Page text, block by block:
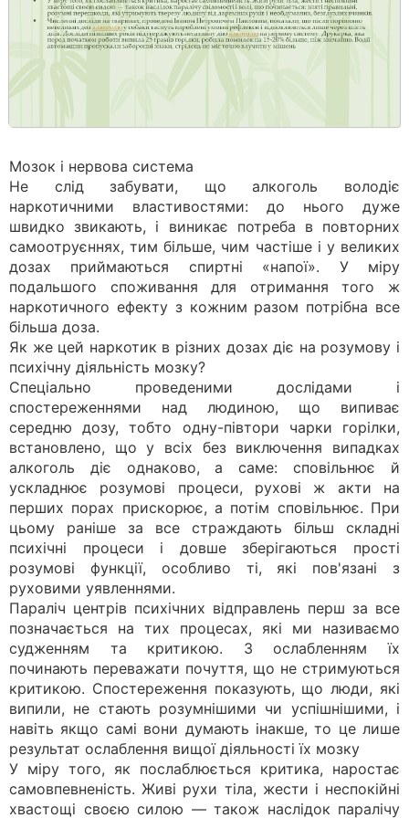
Мозок і нервова система
Не слід забувати, що алкоголь володіє
наркотичними властивостями: до нього дуже
швидко звикають, і виникає потреба в повторних
самоотруєннях, тим більше, чим частіше і у великих
дозах приймаються спиртні «напої». У міру
подальшого споживання для отримання того ж
наркотичного ефекту з кожним разом потрібна все
більша доза.
Як же цей наркотик в різних дозах діє на розумову і
психічну діяльність мозку?
Спеціально проведеними дослідами і
спостереженнями над людиною, що випиває
середню дозу, тобто одну-півтори чарки горілки,
встановлено, що у всіх без виключення випадках
алкоголь діє однаково, а саме: сповільнює й
ускладнює розумові процеси, рухові ж акти на
перших порах прискорює, а потім сповільнює. При
цьому раніше за все страждають більш складні
психічні процеси і довше зберігаються прості
розумові функції, особливо ті, які пов'язані з
руховими уявленнями.
Параліч центрів психічних відправлень перш за все
позначається на тих процесах, які ми називаємо
судженням та критикою. З ослабленням їх
починають переважати почуття, що не стримуються
критикою. Спостереження показують, що люди, які
випили, не стають розумнішими чи успішнішими, і
навіть якщо самі вони думають інакше, то це лише
результат ослаблення вищої діяльності їх мозку
У міру того, як послаблюється критика, наростає
самовпевненість. Живі рухи тіла, жести і неспокійні
хвастощі своєю силою — також наслідок паралічу